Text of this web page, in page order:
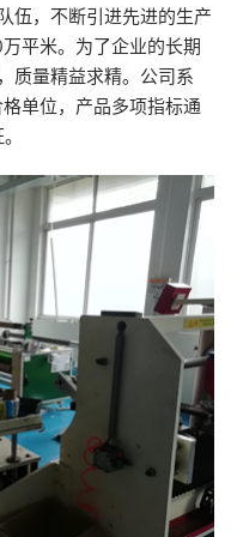
伍，不断引进先进的生产
平米。为了企业的长期
质量精益求精。公司系
单位，产品多项指标通